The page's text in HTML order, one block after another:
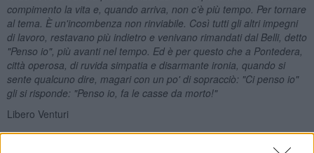
compimento la vita e, quando arriva, non c’è più tempo. Per tornare
al tema. È un'incombenza non rinviabile. Così tutti gli altri impegni
di lavoro, restavano più indietro e venivano rimandati dal Belli, detto
"Penso io", più avanti nel tempo. Ed è per questo che a Pontedera,
città operosa, di ruvida simpatia e disarmante ironia, quando si
sente qualcuno dire, magari con un po' di sopracciò: "Ci penso io"
gli si risponde: "Penso io, fa le casse da morto!"
Libero Venturi